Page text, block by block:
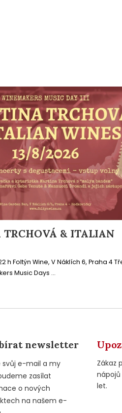
& ITALIAN
h Foltýn Wine, V Náklích 6, Praha 4
Music Days ...
newsletter
svůj e-mail a my
zasílat
o nových
na našem e-
Zákaz
let.